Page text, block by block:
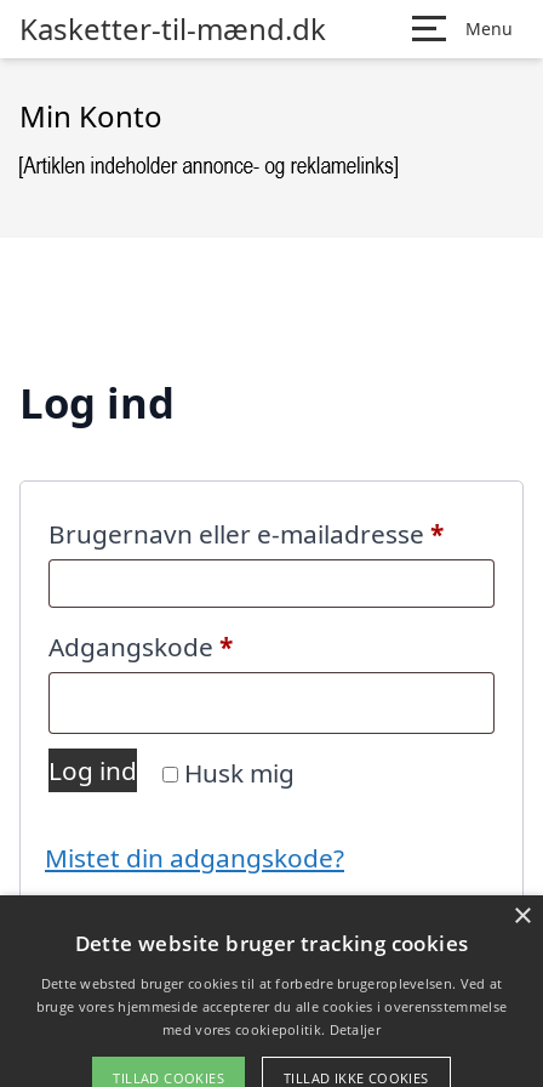
Kasketter-til-mænd.dk Menu
Min Konto
Log ind
Brugernavn eller e-mailadresse *
Adgangskode *Påkrævet
Husk mig
Log ind
Mistet din adgangskode?
Copyright 2026 - Pilanto Aps
×
Dette website bruger tracking cookies
Dette websted bruger cookies til at forbedre brugeroplevelsen. Ved at
bruge vores hjemmeside accepterer du alle cookies i overensstemmelse
med vores cookiepolitik. Detaljer
TILLAD COOKIES TILLAD IKKE COOKIES